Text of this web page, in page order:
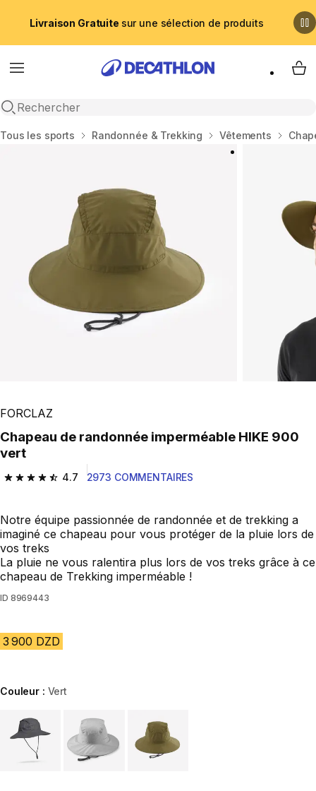
Livraison Gratuite sur une sélection de produits
Menu
Recherche ouverte
My
Accueil
Tous les sports Randonnée & Trekking Vêtements
FORCLAZ
Chapeau de randonnée imperméable HIKE 900
vert
4.7
4.7 out of 5 stars from 2973 reviews
2973 COMMENTAIRES
Notre équipe passionnée de randonnée et de trekking a
imaginé ce chapeau pour vous protéger de la pluie lors de
vos treks
La pluie ne vous ralentira plus lors de vos treks grâce à ce
chapeau de Trekking imperméable !
ID 8969443
3 900 DZD
Couleur : Vert
Choose a variant